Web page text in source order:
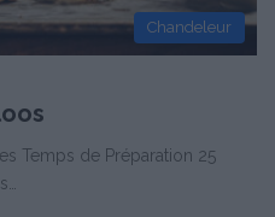
Chandeleur
Temps de Préparation 25